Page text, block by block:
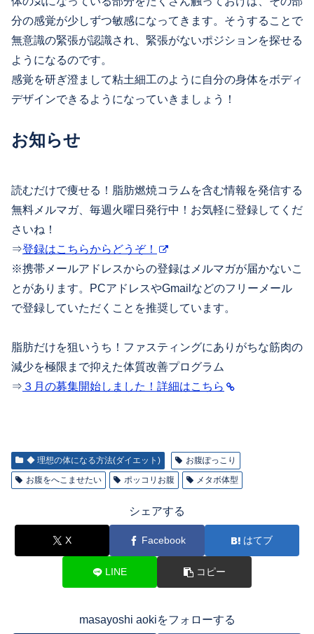
分の感覚が少しずつ敏感になってきます。そうすることで
無意識の緊張が認識され、緊張がないポジションを探せる
ようになるのです。
感覚を研ぎ澄まして粘土細工のように自分の身体をボディ
デザインできるようになっていきましょう！
お知らせ
読むだけで痩せる！脂肪燃焼コラムを含む情報を発信する
無料メルマガ、毎週火曜日発行中！お気軽に登録してくだ
さいね！
⇒登録はこちらからどうぞ！
※携帯メールアドレスからの登録はメルマガが届かないこ
とがあります。PCアドレスやGmailなどのフリーメール
で登録していただくことを推奨しています。
脂肪だけを狙いうち！ファスティングにありがちな筋肉の
減少を極限まで抑えた体質改善プログラム
⇒ ３月の募集開始しました！詳細はこちら
◆ 理想の体になる方法(ダイエット)
お腹ぽっこり
お腹をへこませたい
ポッコリお腹 メタボ体型
シェアする
X Facebook はてブ
LINE コピー
masayoshi aokiをフォローする